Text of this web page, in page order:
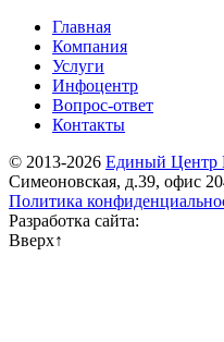
Главная
Компания
Услуги
Инфоцентр
Вопрос-ответ
Контакты
© 2013-2026 Единый Центр
Симеоновская, д.39, офис
Политика
Разработка сайта:
Вверх↑